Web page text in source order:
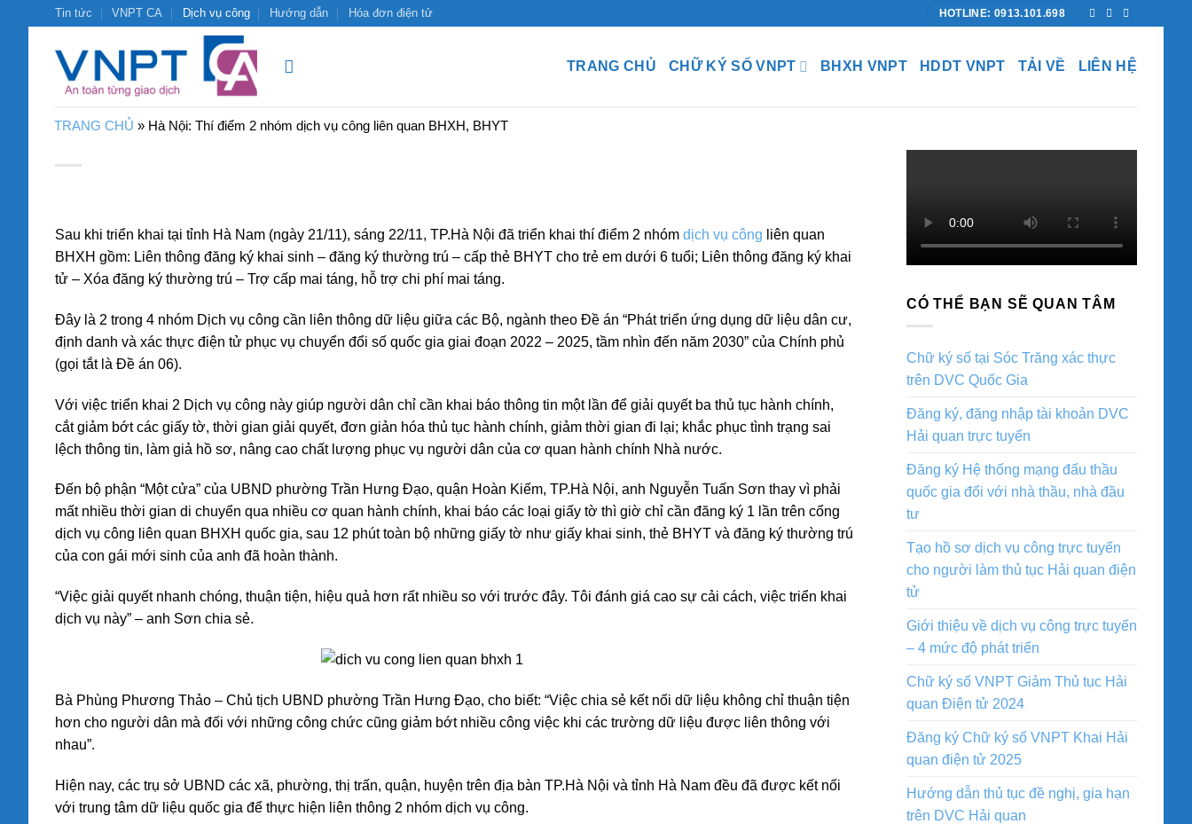
Tin tức VNPT CA Dịch vụ công Hướng dẫn Hóa đơn điện tử HOTLINE: 0913.101.698
TRANG CHỦ CHỮ KÝ SỐ VNPT BHXH VNPT HDDT VNPT TẢI VỀ LIÊN HỆ
TRANG CHỦ » Hà Nội: Thí điểm 2 nhóm dịch vụ công liên quan BHXH, BHYT
Sau khi triển khai tại tỉnh Hà Nam (ngày 21/11), sáng 22/11, TP.Hà Nội đã triển khai thí điểm 2 nhóm dịch vụ công liên quan
BHXH gồm: Liên thông đăng ký khai sinh – đăng ký thường trú – cấp thẻ BHYT cho trẻ em dưới 6 tuổi; Liên thông đăng ký khai
tử – Xóa đăng ký thường trú – Trợ cấp mai táng, hỗ trợ chi phí mai táng.
Đây là 2 trong 4 nhóm Dịch vụ công cần liên thông dữ liệu giữa các Bộ, ngành theo Đề án “Phát triển ứng dụng dữ liệu dân cư,
định danh và xác thực điện tử phục vụ chuyển đổi số quốc gia giai đoạn 2022 – 2025, tầm nhìn đến năm 2030” của Chính phủ
(gọi tắt là Đề án 06).
Với việc triển khai 2 Dịch vụ công này giúp người dân chỉ cần khai báo thông tin một lần để giải quyết ba thủ tục hành chính,
cắt giảm bớt các giấy tờ, thời gian giải quyết, đơn giản hóa thủ tục hành chính, giảm thời gian đi lại; khắc phục tình trạng sai
lệch thông tin, làm giả hồ sơ, nâng cao chất lượng phục vụ người dân của cơ quan hành chính Nhà nước.
Đến bộ phận “Một cửa” của UBND phường Trần Hưng Đạo, quận Hoàn Kiếm, TP.Hà Nội, anh Nguyễn Tuấn Sơn thay vì phải
mất nhiều thời gian di chuyển qua nhiều cơ quan hành chính, khai báo các loại giấy tờ thì giờ chỉ cần đăng ký 1 lần trên cổng
dịch vụ công liên quan BHXH quốc gia, sau 12 phút toàn bộ những giấy tờ như giấy khai sinh, thẻ BHYT và đăng ký thường trú
của con gái mới sinh của anh đã hoàn thành.
“Việc giải quyết nhanh chóng, thuận tiện, hiệu quả hơn rất nhiều so với trước đây. Tôi đánh giá cao sự cải cách, việc triển khai
dịch vụ này” – anh Sơn chia sẻ.
Bà Phùng Phương Thảo – Chủ tịch UBND phường Trần Hưng Đạo, cho biết: “Việc chia sẻ kết nối dữ liệu không chỉ thuận tiện
hơn cho người dân mà đối với những công chức cũng giảm bớt nhiều công việc khi các trường dữ liệu được liên thông với
nhau”.
Hiện nay, các trụ sở UBND các xã, phường, thị trấn, quận, huyện trên địa bàn TP.Hà Nội và tỉnh Hà Nam đều đã được kết nối
với trung tâm dữ liệu quốc gia để thực hiện liên thông 2 nhóm dịch vụ công.
CÓ THỂ BẠN SẼ QUAN TÂM
Chữ ký số tại Sóc Trăng xác thực
trên DVC Quốc Gia
Đăng ký, đăng nhập tài khoản DVC
Hải quan trực tuyến
Đăng ký Hệ thống mạng đấu thầu
quốc gia đối với nhà thầu, nhà đầu
tư
Tạo hồ sơ dịch vụ công trực tuyến
cho người làm thủ tục Hải quan điện
tử
Giới thiệu về dịch vụ công trực tuyến
– 4 mức độ phát triển
Chữ ký số VNPT Giảm Thủ tục Hải
quan Điện tử 2024
Đăng ký Chữ ký số VNPT Khai Hải
quan điện tử 2025
Hướng dẫn thủ tục đề nghị, gia hạn
trên DVC Hải quan